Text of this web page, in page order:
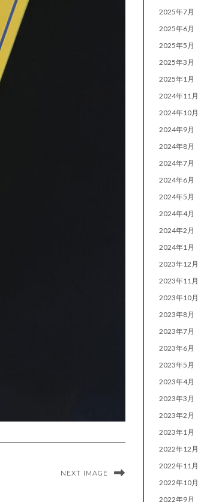
NEXT IMAGE
2025年7月
2025年6月
2025年5月
2025年3月
2025年1月
2024年11月
2024年10月
2024年9月
2024年8月
2024年7月
2024年6月
2024年5月
2024年4月
2024年2月
2024年1月
2023年12月
2023年11月
2023年10月
2023年8月
2023年7月
2023年6月
2023年5月
2023年4月
2023年3月
2023年2月
2023年1月
2022年12月
2022年11月
2022年10月
2022年9月